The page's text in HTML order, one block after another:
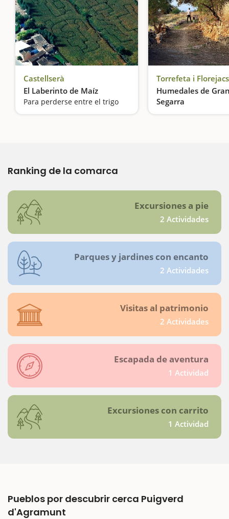
Castellserà
El Laberinto de Maíz
Para perderse entre el trigo
Torrefeta i Florejacs
Humedales de
Segarra
El oasis de la Segarra
Ranking de la comarca
Excursiones a pie
2 Actividades
Parques y jardines con encanto
2 Actividades
Visitas al patrimonio
2 Actividades
Escapada de aventura
1 Actividad
Excursiones con carrito
1 Actividad
Pueblos por descubrir cerca Puigverd
d'Agramunt